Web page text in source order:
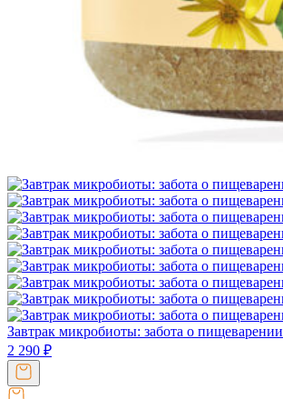
Завтрак микробиоты: забота о пищеварении
2 290 ₽